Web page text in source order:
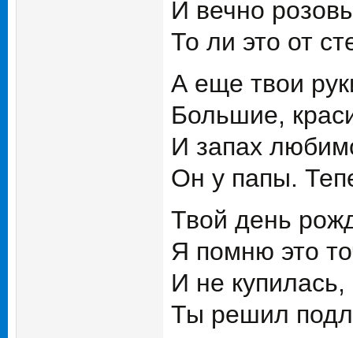
И вечно
То ли это от
А еще твои
Большие,
И запах
Он у папы.
Твой день
Я помню это
И не купилась,
Ты решил